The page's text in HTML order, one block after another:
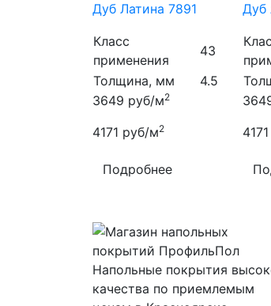
Дуб Латина 7891
Класс
применения
43
Толщина, мм
4.5
3649 руб/м2
4171 руб/м2
Подробнее
Дуб
4171
Напольные покрытия
качества по приемлемым